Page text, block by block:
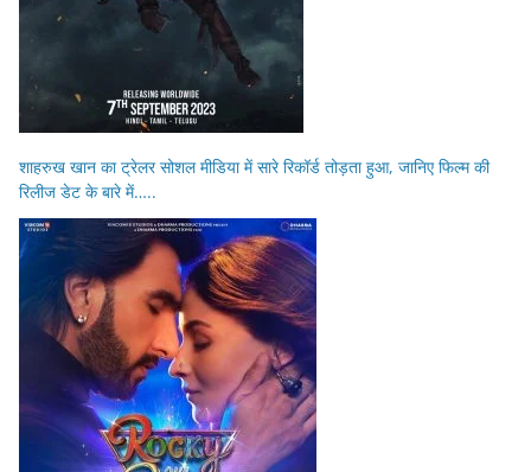
शाहरुख खान का ट्रेलर सोशल मीडिया में सारे रिकॉर्ड तोड़ता हुआ, जानिए फिल्म की
रिलीज डेट के बारे में…..